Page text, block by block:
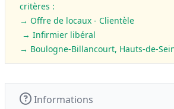
critères :
→ Offre de locaux - Clientèle
→ Infirmier libéral
→ Boulogne-Billancourt, Hauts-de-
Informations